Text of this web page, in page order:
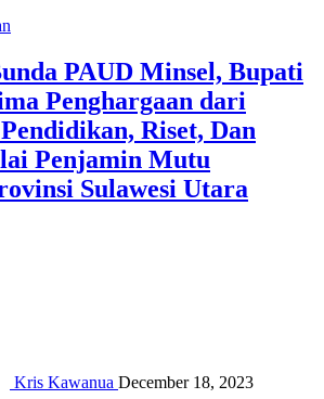
PAUD Minsel, Bupati
Penghargaan dari
Riset, Dan
Penjamin Mutu
Sulawesi Utara
Kris Kawanua December 18, 2023